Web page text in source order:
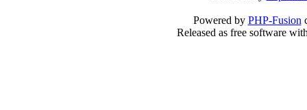
Powered by PHP-Fusion
Released as free software